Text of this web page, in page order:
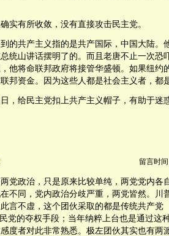
实有所收敛，没有直接攻击民主党。
的共产主义指的是共产国际，中国大陆。
统山讲话摆明了的。而且老唐不止一次恐
他将命联邦政府将接管华盛顿。如果纽约
邦资金。因为这些人都是社会主义者，都
，给民主党扣上共产主义帽子，有助于迷
留言时间
党政治，只是原来比较单纯，两党党内各
不同，党内政治分歧严重，两党皆然。川
言不虚，这个团伙采取的都是传统共产党
党的夺权手段；当年纳粹上台也是通过这
度者对此非常熟悉。极左团伙其实也有两